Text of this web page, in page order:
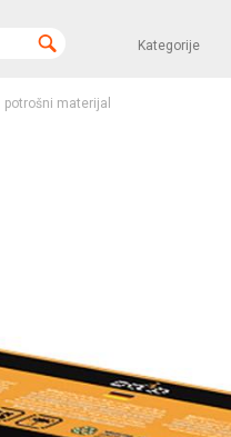
Kategorije
potrošni materijal